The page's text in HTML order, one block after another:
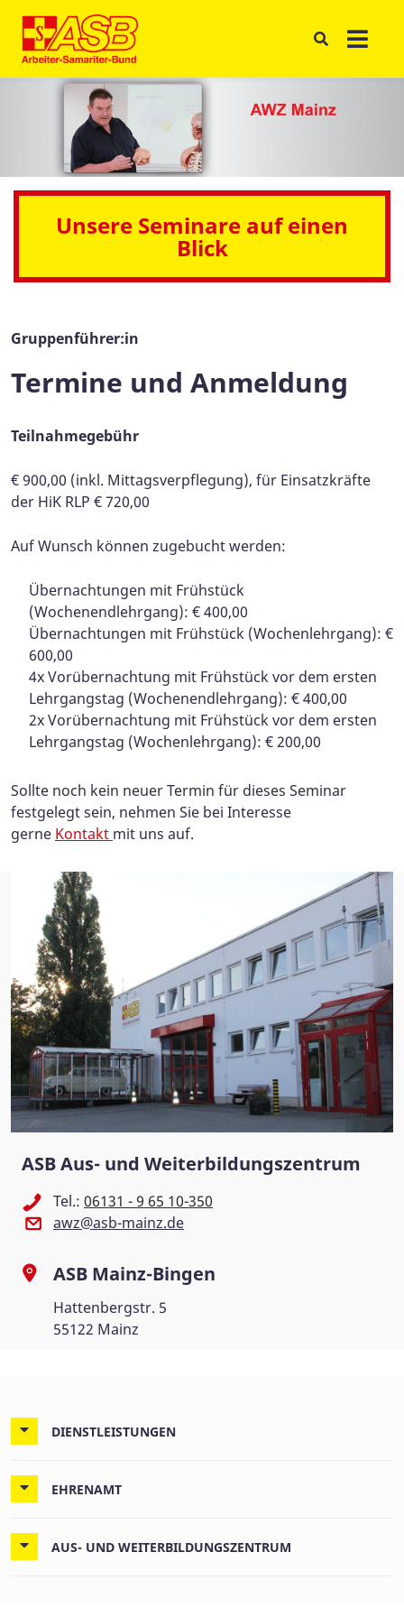
Unsere Seminare auf einen
Blick
Gruppenführer:in
Termine und Anmeldung
Teilnahmegebühr
€ 900,00 (inkl. Mittagsverpflegung), für Einsatzkräfte
der HiK RLP € 720,00
Auf Wunsch können zugebucht werden:
Übernachtungen mit Frühstück
(Wochenendlehrgang): € 400,00
Übernachtungen mit Frühstück (Wochenlehrgang): €
600,00
4x Vorübernachtung mit Frühstück vor dem ersten
Lehrgangstag (Wochenendlehrgang): € 400,00
2x Vorübernachtung mit Frühstück vor dem ersten
Lehrgangstag (Wochenlehrgang): € 200,00
Sollte noch kein neuer Termin für dieses Seminar
festgelegt sein, nehmen Sie bei Interesse
gerne Kontakt mit uns auf.
ASB Aus- und Weiterbildungszentrum
Tel.: 06131 - 9 65 10-350
awz@asb-mainz.de
ASB Mainz-Bingen
Hattenbergstr. 5
55122 Mainz
DIENSTLEISTUNGEN
EHRENAMT
AUS- UND WEITERBILDUNGSZENTRUM